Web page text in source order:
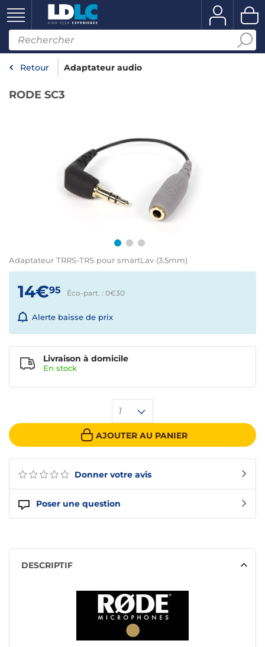
Retour Adaptateur audio
RODE SC3
Adaptateur TRRS-TRS pour smartLav (3.5mm)
Donner votre avis
Poser une question
14€95 Éco-part. : 0€30
Alerte baisse de prix
1
AJOUTER AU PANIER
Livraison à domicile
En stock
DESCRIPTIF